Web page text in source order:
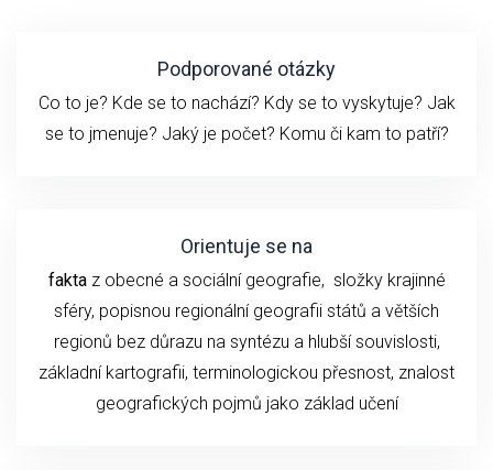
Podporované otázky
Co to je? Kde se to nachází? Kdy se to vyskytuje? Jak
se to jmenuje? Jaký je počet? Komu či kam to patří?
Orientuje se na
faktaz obecné a sociální geografie, složky krajinné
sféry, popisnou regionální geografii států a větších
regionů bez důrazu na syntézu a hlubší souvislosti,
základní kartografii, terminologickou přesnost, znalost
geografických pojmů jako základ učení